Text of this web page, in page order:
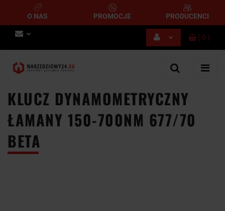
O NAS PROMOCJE PRODUCENCI
( 0 )
KLUCZ DYNAMOMETRYCZNY
ŁAMANY 150-700NM 677/70
BETA